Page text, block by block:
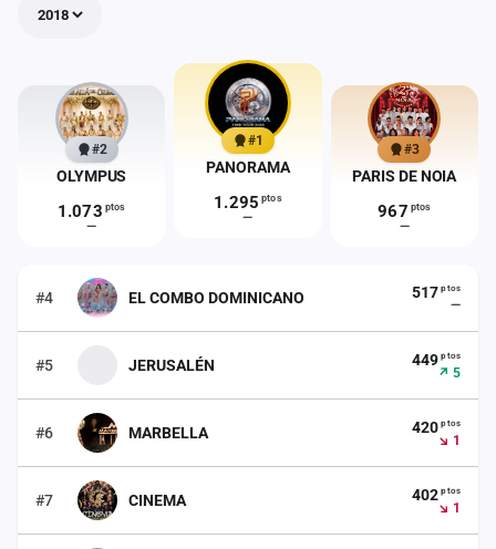
#1
PANORAMA
1.295 ptos
—
#2
OLYMPUS
1.073 ptos
—
#3
PARIS DE NOIA
967 ptos
—
#4 EL COMBO DOMINICANO —
517 ptos
#5 JERUSALÉN ↗ 5
449 ptos
#6 MARBELLA ↘ 1
420 ptos
#7 CINEMA ↘ 1
402 ptos
Componentes
Fichajes
Agencias
Anuncios
Iniciar
Crear
cuenta